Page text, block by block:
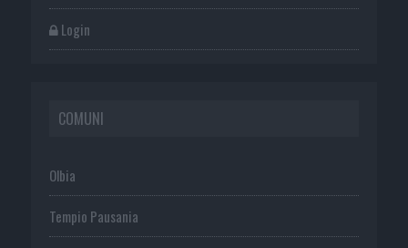
Login
COMUNI
Olbia
Tempio Pausania